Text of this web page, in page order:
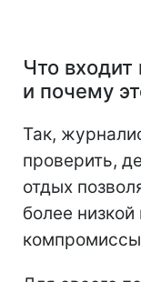
Что
и почему
Так,
проверить,
отдых
более